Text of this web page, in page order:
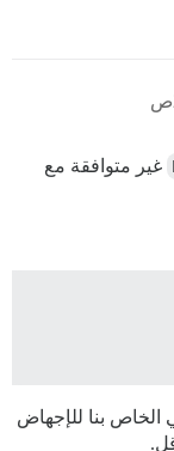
غير متوافقة مع
الخاص بنا للإجهاض